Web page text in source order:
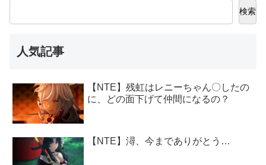
検索
人気記事
【NTE】残虹はレニーちゃん〇したの
に、どの面下げて仲間になるの？
【NTE】潯、今までありがとう…